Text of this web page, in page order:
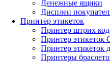
Денежные ящики
Дисплеи
Принтер этикеток
Принтер штрих
Принтер этикеток
Принтер этикеток
Принтеры